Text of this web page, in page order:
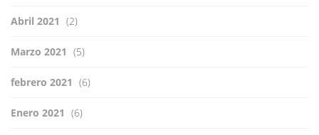
Abril 2021 (2)
Marzo 2021 (5)
febrero 2021 (6)
Enero 2021 (6)